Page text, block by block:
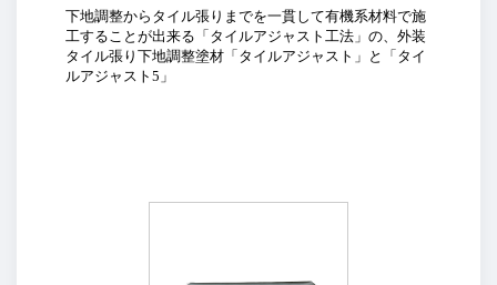
下地調整からタイル張りまでを一貫して有機系材料で施
工することが出来る「タイルアジャスト工法」の、外装
タイル張り下地調整塗材「タイルアジャスト」と「タイ
ルアジャスト5」